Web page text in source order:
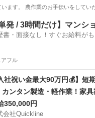
ます。 農作業のお手伝いをして
予市駅 農業 お手伝いさん
単発 / 3時間だけ】マンシ
書・面接なし！すぐお給料が
アフル
社祝い金最大90万円💰】短
カンタン製造・軽作業！家
350,000円
会社Quickline